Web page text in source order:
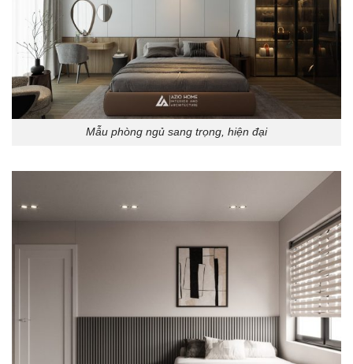
Mẫu phòng ngủ sang trọng, hiện đại